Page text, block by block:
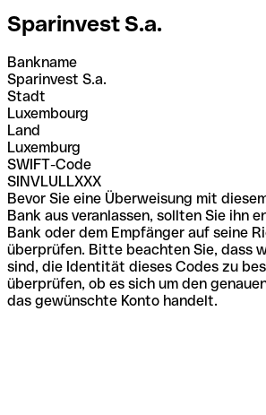
Sparinvest S.a.
Bankname
Sparinvest S.a.
Stadt
Luxembourg
Land
Luxemburg
SWIFT-Code
SINVLULLXXX
Bevor Sie eine Überweisung mit
Bank aus veranlassen, sollten Sie ihn
Bank oder dem Empfänger auf seine
überprüfen. Bitte beachten Sie, dass
sind, die Identität dieses Codes zu
überprüfen, ob es sich um den
das gewünschte Konto handelt.